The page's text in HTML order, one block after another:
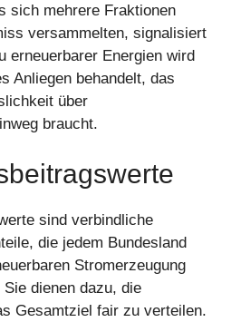
sich mehrere Fraktionen
versammelten, signalisiert
erneuerbarer Energien wird
Anliegen behandelt, das
über
braucht.
sind verbindliche
die jedem Bundesland
Stromerzeugung
dienen dazu, die
Gesamtziel fair zu verteilen.